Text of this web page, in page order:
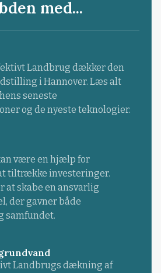
med...
Landbrug dækker den
i Hannover. Læs alt
seneste
og de nyeste teknologier.
være en hjælp for
tiltrække investeringer.
at skabe en ansvarlig
der gavner både
samfundet.
Landbrugs dækning af